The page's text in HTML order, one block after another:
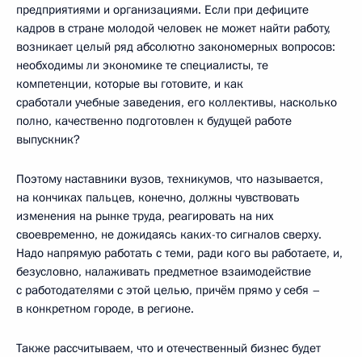
предприятиями и организациями. Если при дефиците
кадров в стране молодой человек не может найти работу,
возникает целый ряд абсолютно закономерных вопросов:
необходимы ли экономике те специалисты, те
компетенции, которые вы готовите, и как
сработали учебные заведения, его коллективы, насколько
полно, качественно подготовлен к будущей работе
выпускник?
Поэтому наставники вузов, техникумов, что называется,
на кончиках пальцев, конечно, должны чувствовать
изменения на рынке труда, реагировать на них
своевременно, не дожидаясь каких-то сигналов сверху.
Надо напрямую работать с теми, ради кого вы работаете, и,
безусловно, налаживать предметное взаимодействие
с работодателями с этой целью, причём прямо у себя –
в конкретном городе, в регионе.
Также рассчитываем, что и отечественный бизнес будет